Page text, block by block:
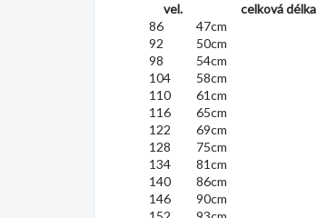
vel. celková délka
86
47cm
92
50cm
98
54cm
104
58cm
110
61cm
116
65cm
122
69cm
128
75cm
134
81cm
140
86cm
146
90cm